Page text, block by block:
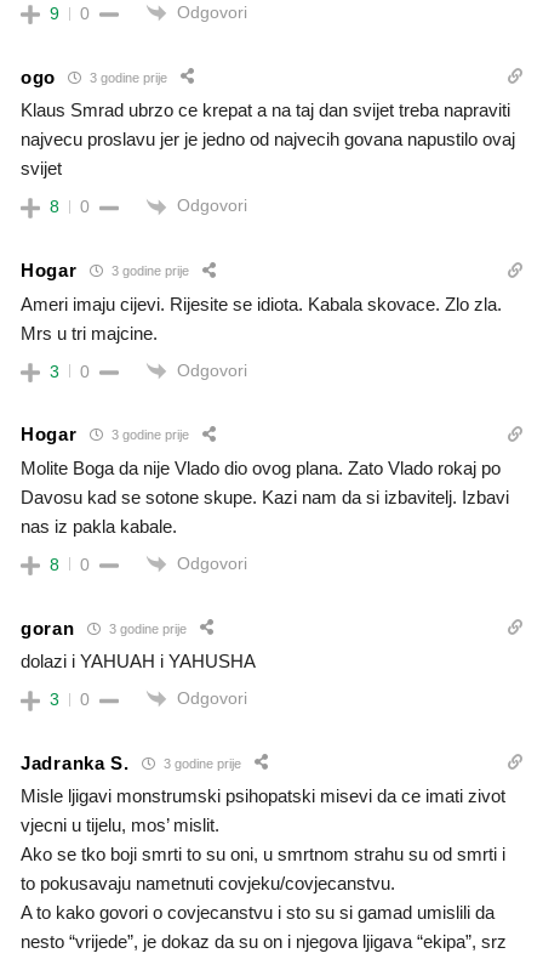
9 0 Odgovori
ogo 3 godine prije
Klaus Smrad ubrzo ce krepat a na taj dan svijet treba napraviti
najvecu proslavu jer je jedno od najvecih govana napustilo ovaj
svijet
8 0 Odgovori
Hogar 3 godine prije
Ameri imaju cijevi. Rijesite se idiota. Kabala skovace. Zlo zla.
Mrs u tri majcine.
3 0 Odgovori
Hogar 3 godine prije
Molite Boga da nije Vlado dio ovog plana. Zato Vlado rokaj po
Davosu kad se sotone skupe. Kazi nam da si izbavitelj. Izbavi
nas iz pakla kabale.
8 0 Odgovori
goran 3 godine prije
dolazi i YAHUAH i YAHUSHA
3 0 Odgovori
Jadranka S. 3 godine prije
Misle ljigavi monstrumski psihopatski misevi da ce imati zivot
vjecni u tijelu, mos’ mislit.
Ako se tko boji smrti to su oni, u smrtnom strahu su od smrti i
to pokusavaju nametnuti covjeku/covjecanstvu.
A to kako govori o covjecanstvu i sto su si gamad umislili da
nesto “vrijede”, je dokaz da su on i njegova ljigava “ekipa”, srz